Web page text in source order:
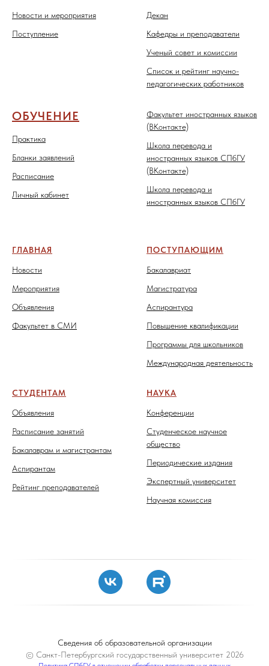
Новости и мероприятия
Поступление
Декан
Кафедры и преподаватели
Ученый совет и комиссии
Список и рейтинг научно-
педагогических работников
ОБУЧЕНИЕ
Практика
Бланки заявлений
Расписание
Личный кабинет
Факультет иностранных языков
(ВКонтакте)
Школа перевода и
иностранных языков СПбГУ
(ВКонтакте)
Школа перевода и
иностранных языков СПбГУ
ГЛАВНАЯ
Новости
Мероприятия
Объявления
Факультет в СМИ
ПОСТУПАЮЩИМ
Бакалавриат
Магистратура
Аспирантура
Повышение квалификации
Программы для школьников
Международная деятельность
СТУДЕНТАМ
Объявления
Расписание занятий
Бакалаврам и магистрантам
Аспирантам
Рейтинг преподавателей
НАУКА
Конференции
Студенческое научное
общество
Периодические издания
Экспертный университет
Научная комиссия
Сведения об образовательной организации
© Санкт-Петербургский государственный университет 2026